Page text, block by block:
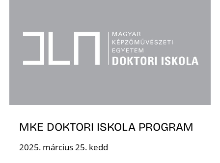
MKE DOKTORI ISKOLA PROGRAM
2025. március 25. kedd